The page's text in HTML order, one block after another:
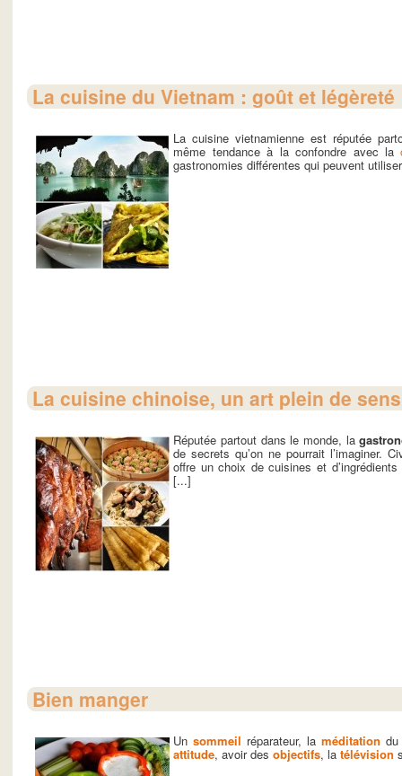
La cuisine du Vietnam : goût et légèreté
La cuisine vietnamienne est réputée
même tendance à la confondre avec la
gastronomies différentes qui peuvent
La cuisine chinoise, un art plein de sens
Réputée partout dans le monde, la
de secrets qu’on ne pourrait l’imaginer.
offre un choix de cuisines et
[...]
Bien manger
Unsommeil réparateur, laméditation
attitude, avoir desobjectifs, latélévision